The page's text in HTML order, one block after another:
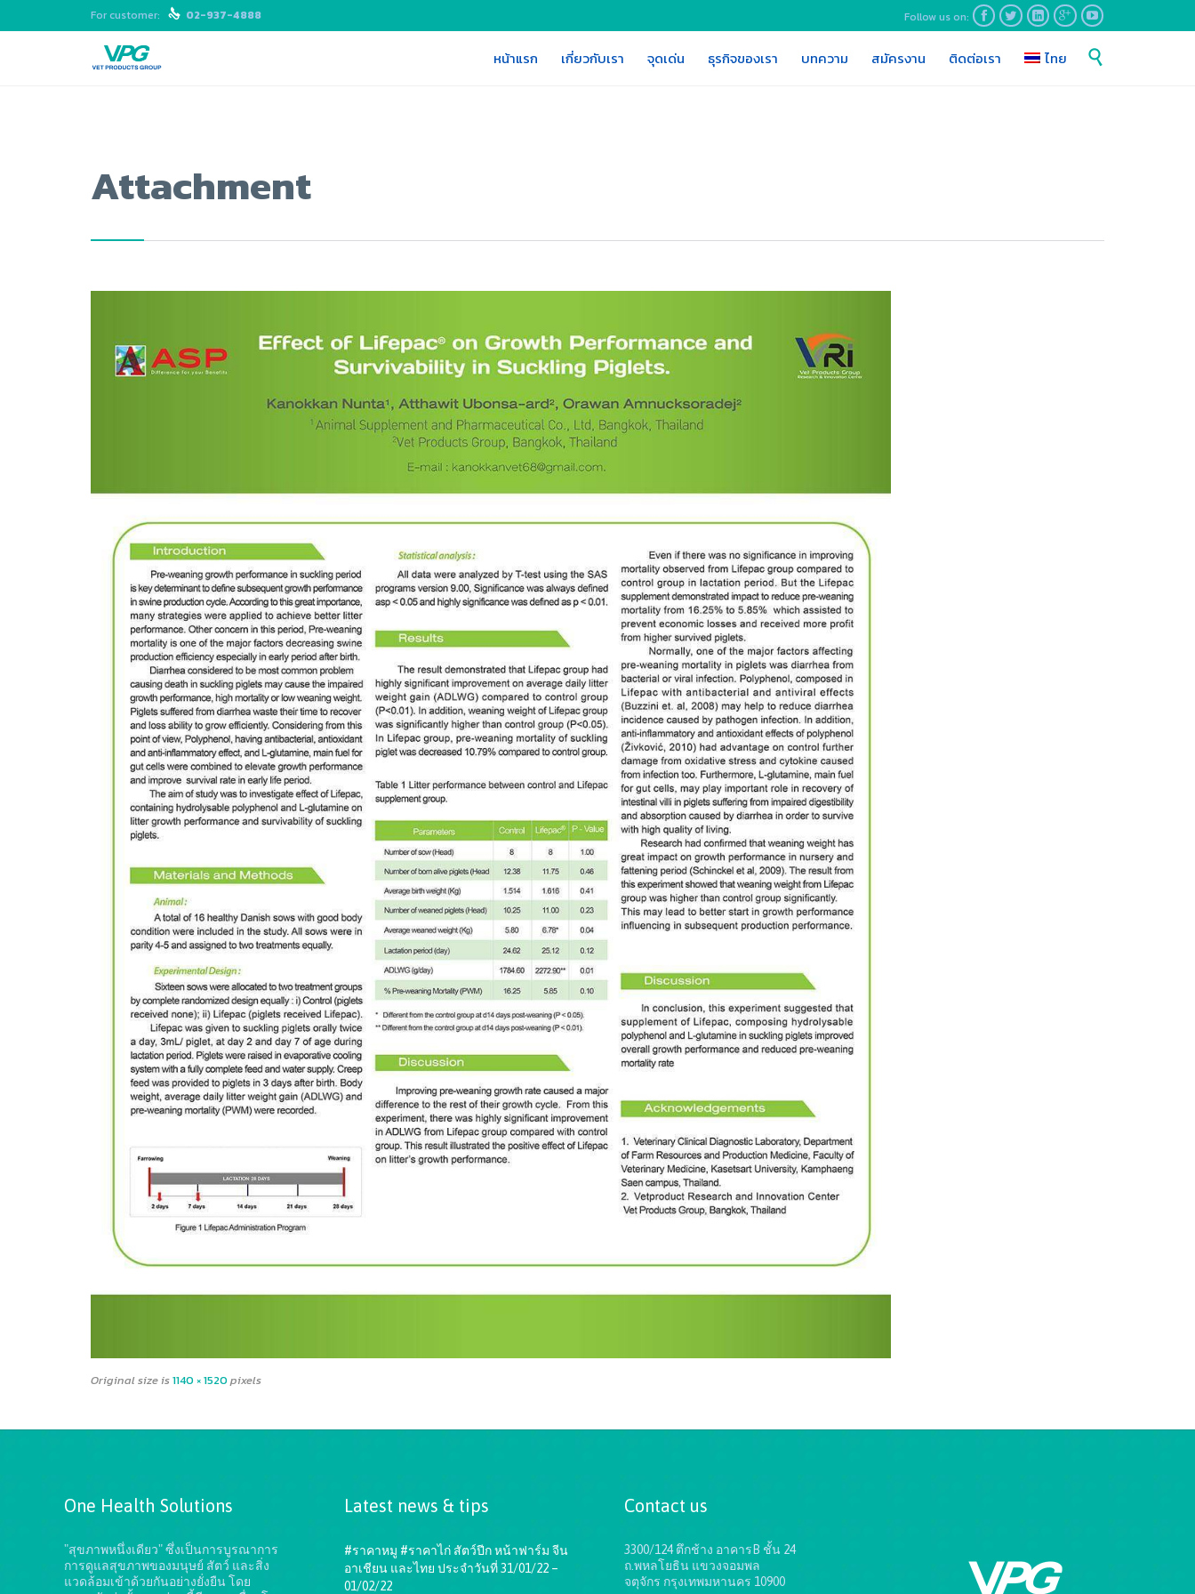
For customer:  02-937-4888 Follow us on:     
Skip
to
หน้าแรก เกี่ยวกับเรา จุดเด่น ธุรกิจของเรา บทความ สมัครงาน ติดต่อเรา ไทย 
Attachment
Original size is1140 × 1520 pixels
One Health Solutions
"สุขภาพหนึ่งเดียว" ซึ่งเป็นการบูรณาการ
การดูแลสุขภาพของมนุษย์ สัตว์ และสิ่ง
แวดล้อมเข้าด้วยกันอย่างยั่งยืนโดย
Latest news & tips
#ราคาหมู #ราคาไก่ สัตว์ปีก หน้าฟาร์ม จีน
อาเชียน และไทย ประจำวันที่ 31/01/22 –
01/02/22
Contact us
3300/124 ตึกช้าง อาคารB ชั้น 24
ถ.พหลโยธิน แขวงจอมพล
จตุจักร กรุงเทพมหานคร 10900